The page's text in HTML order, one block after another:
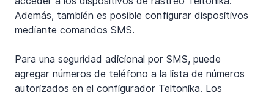
Además, también es posible configurar dispositivos
mediante comandos SMS.
Para una seguridad adicional por SMS, puede
agregar números de teléfono a la lista de números
autorizados en el configurador Teltonika. Los